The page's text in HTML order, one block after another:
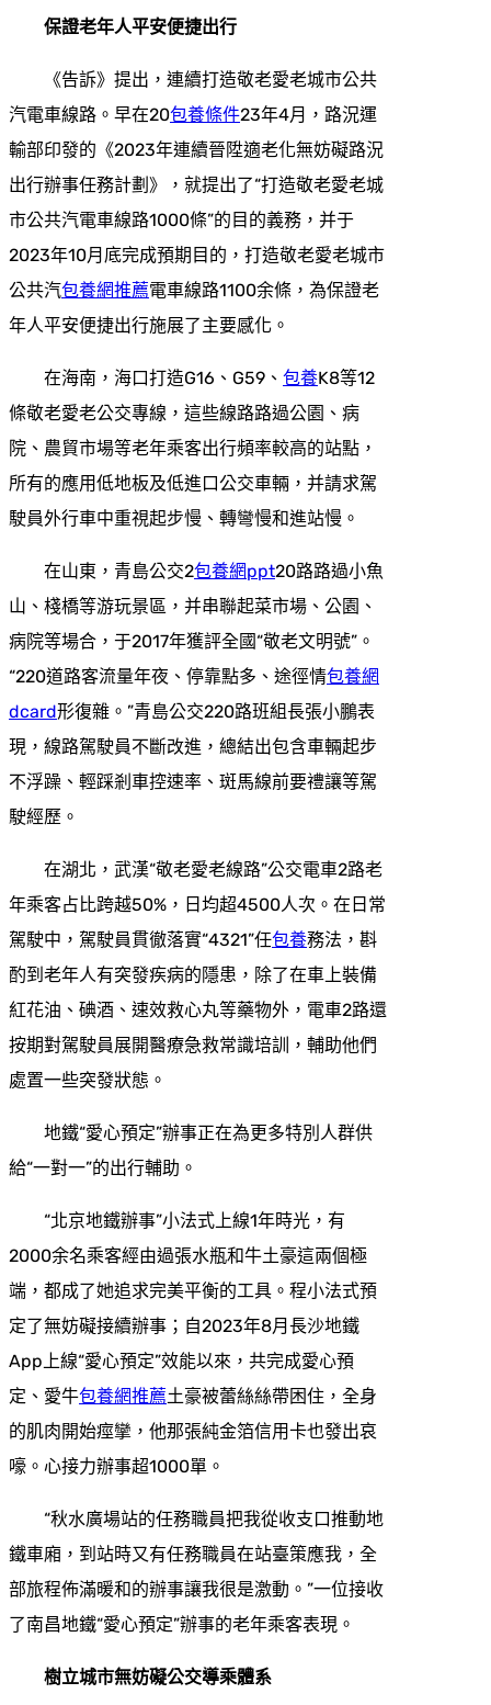
保證老年人平安便捷出行
《告訴》提出，連續打造敬老愛老城市公共
汽電車線路。早在20包養條件23年4月，路況運
輸部印發的《2023年連續晉陞適老化無妨礙路況
出行辦事任務計劃》，就提出了“打造敬老愛老城
市公共汽電車線路1000條”的目的義務，并于
2023年10月底完成預期目的，打造敬老愛老城市
公共汽包養網推薦電車線路1100余條，為保證老
年人平安便捷出行施展了主要感化。
在海南，海口打造G16、G59、 包養K8等12
條敬老愛老公交專線，這些線路路過公園、病
院、農貿市場等老年乘客出行頻率較高的站點，
所有的應用低地板及低進口公交車輛，并請求駕
駛員外行車中重視起步慢、轉彎慢和進站慢。
在山東，青島公交2包養網ppt20路路過小魚
山、棧橋等游玩景區，并串聯起菜市場、公園、
病院等場合，于2017年獲評全國“敬老文明號”。
“220道路客流量年夜、停靠點多、途徑情包養網
dcard形復雜。”青島公交220路班組長張小鵬表
現，線路駕駛員不斷改進，總結出包含車輛起步
不浮躁、輕踩剎車控速率、斑馬線前要禮讓等駕
駛經歷。
在湖北，武漢“敬老愛老線路”公交電車2路老
年乘客占比跨越50%，日均超4500人次。在日常
駕駛中，駕駛員貫徹落實“4321”任包養務法，斟
酌到老年人有突發疾病的隱患，除了在車上裝備
紅花油、碘酒、速效救心丸等藥物外，電車2路還
按期對駕駛員展開醫療急救常識培訓，輔助他們
處置一些突發狀態。
地鐵“愛心預定”辦事正在為更多特別人群供
給“一對一”的出行輔助。
“北京地鐵辦事”小法式上線1年時光，有
2000余名乘客經由過張水瓶和牛土豪這兩個極
端，都成了她追求完美平衡的工具。程小法式預
定了無妨礙接續辦事；自2023年8月長沙地鐵
App上線“愛心預定”效能以來，共完成愛心預
定、愛牛包養網推薦土豪被蕾絲絲帶困住，全身
的肌肉開始痙攣，他那張純金箔信用卡也發出哀
嚎。心接力辦事超1000單。
“秋水廣場站的任務職員把我從收支口推動地
鐵車廂，到站時又有任務職員在站臺策應我，全
部旅程佈滿暖和的辦事讓我很是激動。”一位接收
了南昌地鐵“愛心預定”辦事的老年乘客表現。
樹立城市無妨礙公交導乘體系